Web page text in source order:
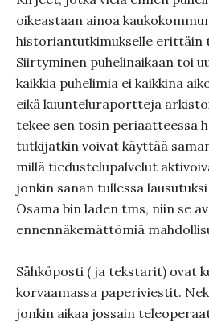
oikeastaan ainoa
historiantutkimukselle erittäin
Siirtyminen puhelinaikaan toi
kaikkia puhelimia ei kaikkina
eikä kuunteluraportteja
tekee sen tosin periaatteessa
tutkijatkin voivat käyttää
millä tiedustelupalvelut
jonkin sanan tullessa
Osama bin laden tms, niin se
ennennäkemättömiä
Sähköposti ( ja tekstarit) ovat
korvaamassa paperiviestit.
jonkin aikaa jossain